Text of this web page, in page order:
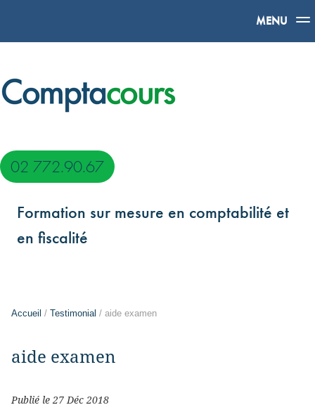
02 772.90.67
Formation sur mesure en comptabilité et
en fiscalité
MENU
Accueil / Testimonial / aide examen
aide examen
Publié le 27 Déc 2018